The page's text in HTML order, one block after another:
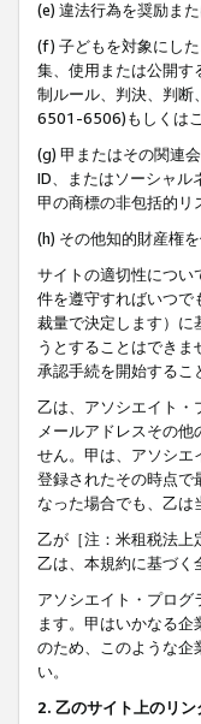
(e) 違法行為を奨励ま
(f) 子どもを対象にし
集、使用または公開す
制ルール、判決、判断
6501-6506)もしくは
(g) 甲またはその関連
ID、またはソーシャル
甲の商標の非包括的リ
(h) その他知的財産権
サイトの適切性につい
件を遵守すればいつで
裁量で決定します）に
うとすることはできま
承認手続を開始するこ
乙は、アソシエイト・
メールアドレスその
せん。甲は、アソシエ
登録されたその時点で
なった場合でも、乙
乙が［注：米租税法上
乙は、本規約に基づく
アソシエイト・プロ
ます。甲はいかなる
のため、このような企
い。
2. 乙のサイト上のリン